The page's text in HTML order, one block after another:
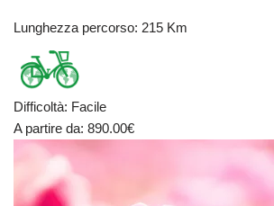
Lunghezza percorso: 215 Km
Difficoltà: Facile
A partire da: 890.00€